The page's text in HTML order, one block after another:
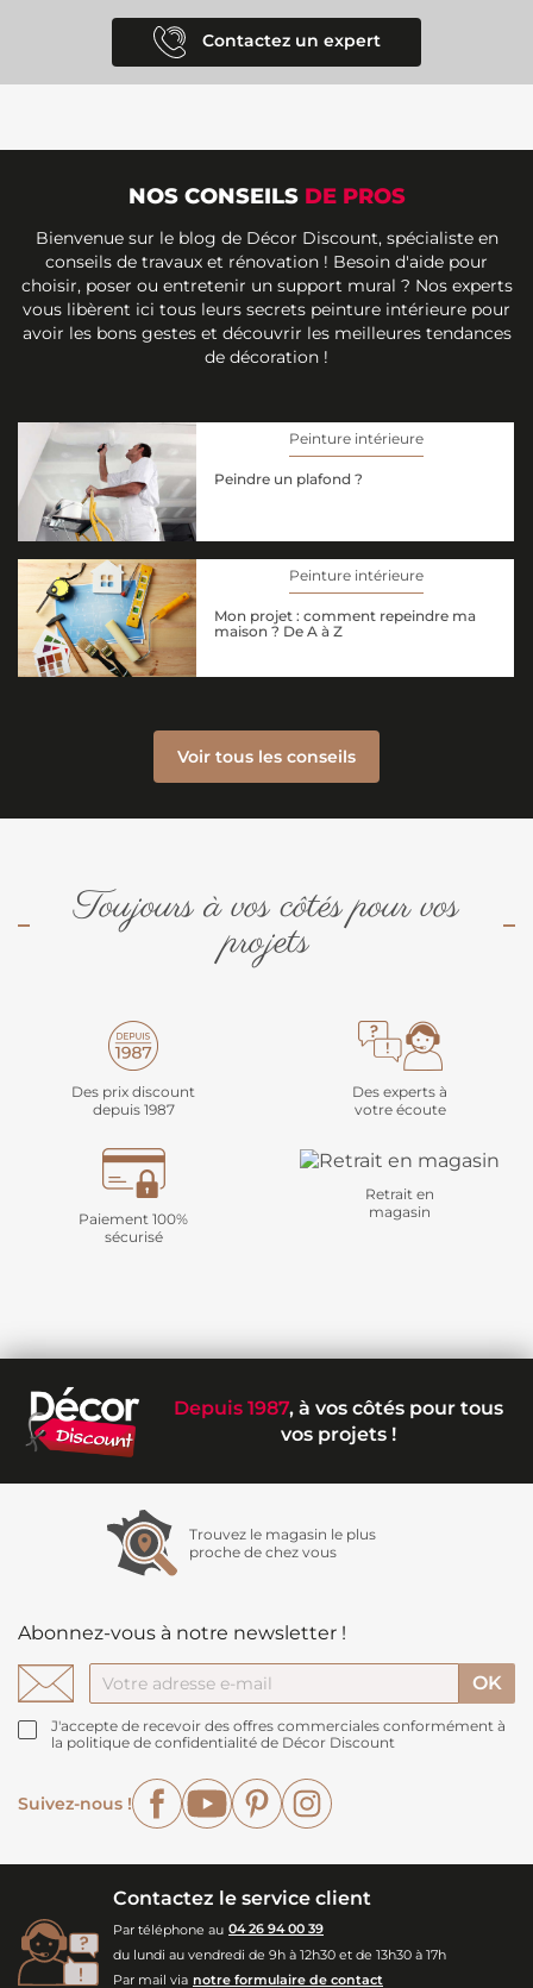
Contactez un expert
NOS CONSEILS DE PROS
Bienvenue sur le blog de Décor Discount, spécialiste en
conseils de travaux et rénovation ! Besoin d'aide pour
choisir, poser ou entretenir un support mural ? Nos experts
vous libèrent ici tous leurs secrets peinture intérieure pour
avoir les bons gestes et découvrir les meilleures tendances
de décoration !
Peinture intérieure
Peindre un plafond ?
Peinture intérieure
Mon projet : comment repeindre ma
maison ? De A à Z
Voir tous les conseils
Toujours à vos côtés pour vos
projets
Des prix discount
depuis 1987
Des experts à
votre écoute
Paiement 100%
sécurisé
Retrait en
magasin
Depuis 1987, à vos côtés pour tous
vos projets !
Trouvez le magasin le plus
proche de chez vous
Abonnez-vous à notre newsletter !
J'accepte de recevoir des offres commerciales conformément à
la politique de confidentialité de Décor Discount
Suivez-nous !
FacebookYouTubePinterest
Contactez le service client
Par téléphone au 04 26 94 00 39
du lundi au vendredi de 9h à 12h30 et de 13h30 à 17h
Par mail via notre formulaire de contact